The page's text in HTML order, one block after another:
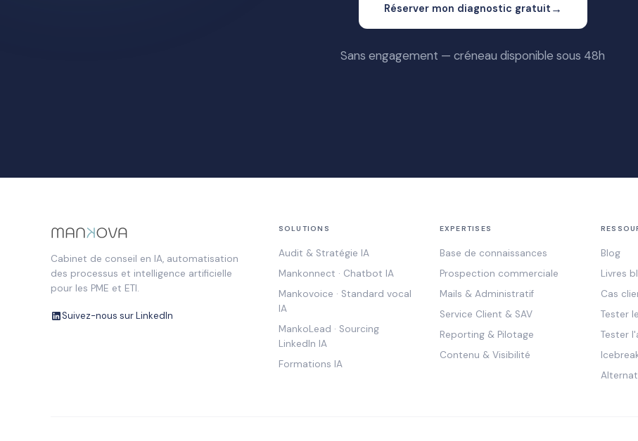
Réserver mon diagnostic gratuit →
Sans engagement — créneau disponible sous 48h
Cabinet de conseil en IA, automatisation
des processus et intelligence artificielle
pour les PME et ETI.
Suivez-nous sur LinkedIn
SOLUTIONS
Audit & Stratégie IA
Mankonnect · Chatbot IA
Mankovoice · Standard vocal
IA
MankoLead · Sourcing
LinkedIn IA
Formations IA
EXPERTISES
Base de connaissances
Prospection commerciale
Mails & Administratif
Service Client & SAV
Reporting & Pilotage
Contenu & Visibilité
Blog
Livres
Cas
Tester
Tester